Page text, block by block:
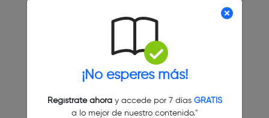
¡No esperes más!
Regístrate ahoray accede por 7 días GRATIS
a lo mejor de nuestro contenido."